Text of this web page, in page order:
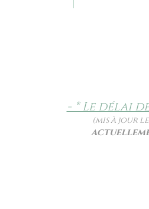
- * Le délai
(mis à jour